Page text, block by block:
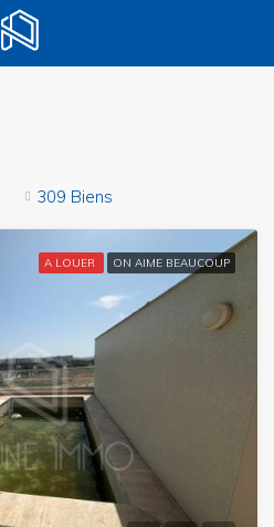
309 Biens
A LOUER ON AIME BEAUCOUP